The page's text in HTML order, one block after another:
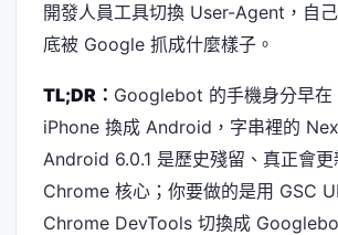
開發人員工具切換 User-Agent，自
底被 Google 抓成什麼樣子。
TL;DR： Googlebot 的手機身分早在
iPhone 換成 Android，字串裡的
Android 6.0.1 是歷史殘留、真正會更
Chrome 核心；你要做的是用 GSC
Chrome DevTools 切換成